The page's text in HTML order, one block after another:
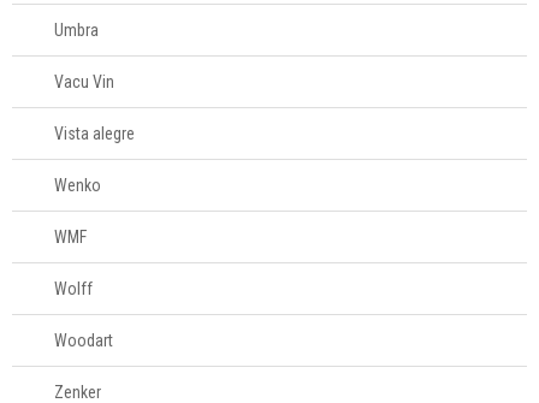
Umbra
Vacu Vin
Vista alegre
Wenko
WMF
Wolff
Woodart
Zenker